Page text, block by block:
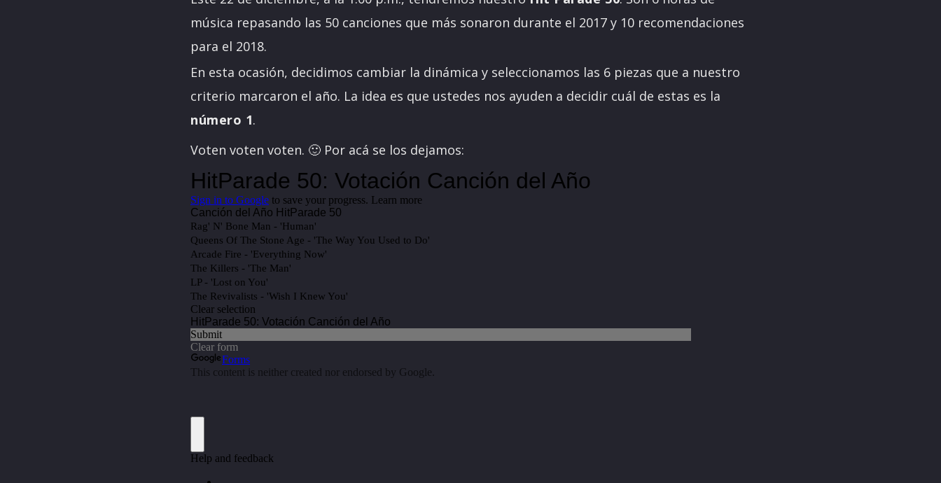
música repasando las 50 canciones que más sonaron durante el 2017 y 10 recomendaciones
para el 2018.
En esta ocasión, decidimos cambiar la dinámica y seleccionamos las 6 piezas que a nuestro
criterio marcaron el año. La idea es que ustedes nos ayuden a decidir cuál de estas es la
número 1.
Voten voten voten. 🙂 Por acá se los dejamos: